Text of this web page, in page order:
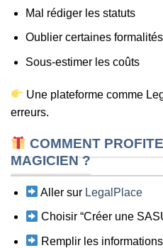
Mal rédiger les statuts
Oublier certaines formalités
Sous-estimer les coûts
Une plateforme comme
erreurs.
COMMENT
MAGICIEN ?
Aller sur LegalPlace
Choisir “Créer une
Remplir les informations